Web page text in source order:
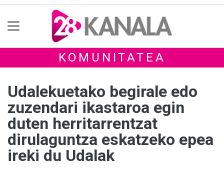
KOMUNITATEA
Udalekuetako begirale edo
zuzendari ikastaroa egin
duten herritarrentzat
dirulaguntza eskatzeko epea
ireki du Udalak